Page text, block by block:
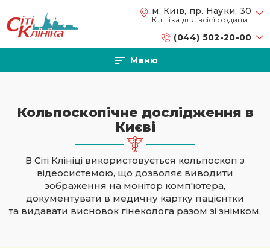
м. Київ, пр. Науки, 30
Клініка для всієї родини
(044) 502-20-00
Меню
Кольпоскопічне дослідження в
Києві
В Сіті Клініці використовується кольпоскоп з
відеосистемою, що дозволяє виводити
зображення на монітор комп'ютера,
документувати в медичну картку пацієнтки
та видавати висновок гінеколога разом зі знімком.